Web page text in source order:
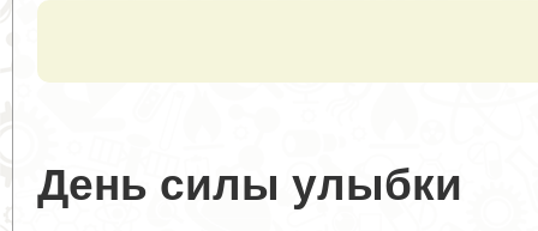
День силы улыбки